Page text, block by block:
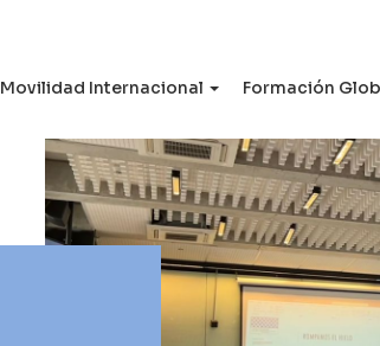
Movilidad Internacional Formación